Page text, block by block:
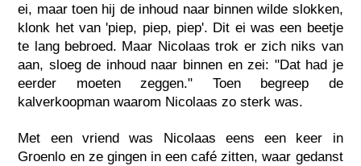
ei, maar toen hij de inhoud naar binnen wilde slokken,
klonk het van 'piep, piep, piep'. Dit ei was een beetje
te lang bebroed. Maar Nicolaas trok er zich niks van
aan, sloeg de inhoud naar binnen en zei: "Dat had je
eerder moeten zeggen." Toen begreep de
kalverkoopman waarom Nicolaas zo sterk was.
Met een vriend was Nicolaas eens een keer in
Groenlo en ze gingen in een café zitten, waar gedanst